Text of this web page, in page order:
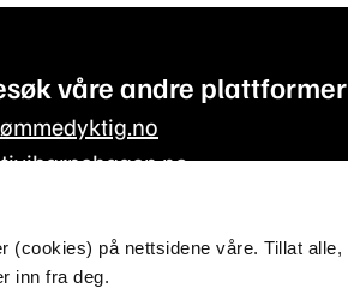
(cookies) på nettsidene våre. Tillat
inn fra deg.
våre andre plattformer